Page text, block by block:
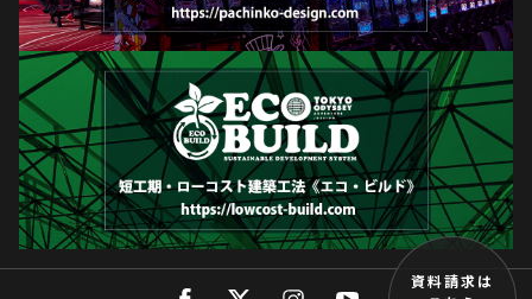
資料請求は